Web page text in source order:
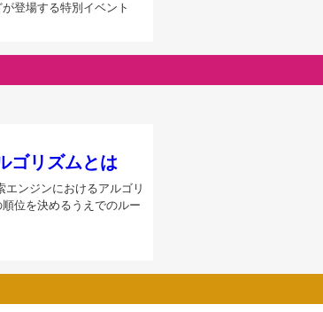
登場する特別イベント
ゴリズムとは
エンジンにおけるアルゴリ
位を決めるうえでのルー